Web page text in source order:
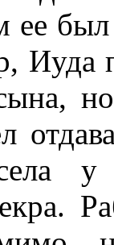
ее
Иуда
у